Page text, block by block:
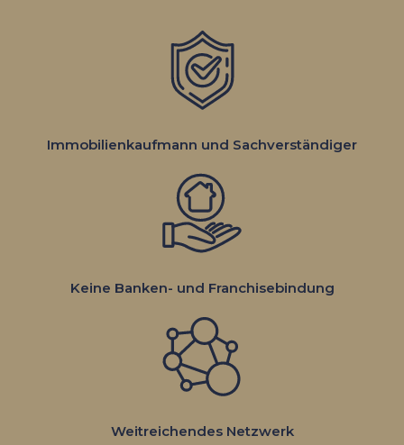
Immobilien­kaufmann und Sachver­ständiger
Keine Banken- und Franchise­bindung
Weitreichendes Netzwerk